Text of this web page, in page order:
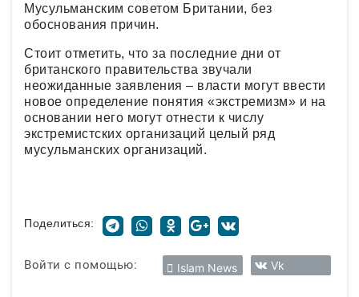
Мусульманским советом Британии, без
обоснования причин.
Стоит отметить, что за последние дни от
британского правительства звучали
неожиданные заявления – власти могут ввести
новое определение понятия «экстремизм» и на
основании него могут отнести к числу
экстремистских организаций целый ряд
мусульманских организаций.
Поделиться:
Войти с помощью: Islam News Vk